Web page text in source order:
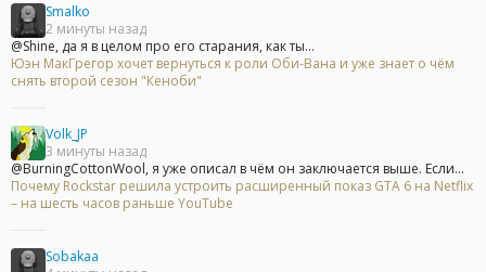
Smalko
2 минуты назад
@Shine, да я в целом про его старания, как ты...
Юэн МакГрегор хочет вернуться к роли Оби-Вана и уже знает о чём
снять второй сезон "Кеноби"
Volk_JP
3 минуты назад
@BurningCottonWool, я уже описал в чём он заключается выше. Если...
Почему Rockstar решила устроить расширенный показ GTA 6 на Netflix
– на шесть часов раньше YouTube
Sobakaa